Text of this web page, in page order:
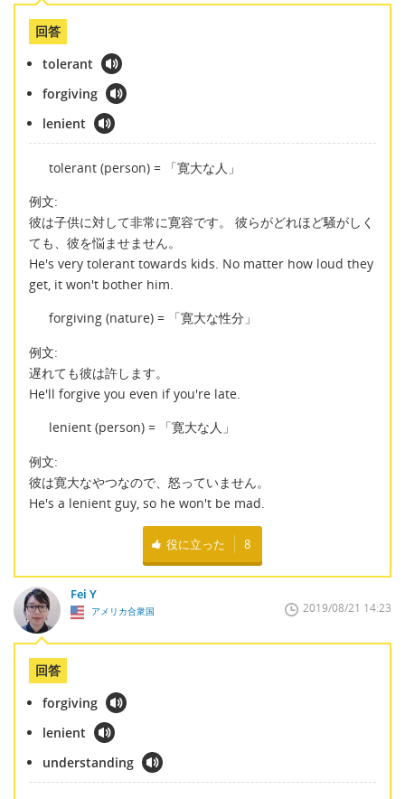
回答
tolerant
forgiving
lenient
tolerant (person) = 「寛大な人」
例文:
彼は子供に対して非常に寛容です。 彼らがどれほど騒がしく
ても、彼を悩ませません。
He's very tolerant towards kids. No matter how loud they
get, it won't bother him.
forgiving (nature) = 「寛大な性分」
例文:
遅れても彼は許します。
He'll forgive you even if you're late.
lenient (person) = 「寛大な人」
例文:
彼は寛大なやつなので、怒っていません。
He's a lenient guy, so he won't be mad.
役に立った 8
Fei Y
アメリカ合衆国 2019/08/21 14:23
回答
forgiving
lenient
understanding